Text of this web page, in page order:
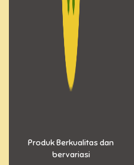
Produk Berkualitas dan
bervariasi